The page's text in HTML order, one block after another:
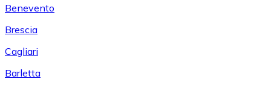
Benevento
Brescia
Cagliari
Barletta